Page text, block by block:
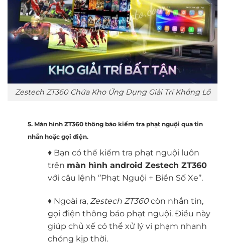
Zestech ZT360 Chứa Kho Ứng Dụng Giải Trí Khổng Lồ
5. Màn hình ZT360 thông báo kiểm tra phạt nguội qua tin
nhắn hoặc gọi điện.
♦ Bạn có thể kiểm tra phạt nguội luôn
trên màn hình android Zestech ZT360
với câu lệnh ‘’Phạt Nguội + Biển Số Xe’’.
♦ Ngoài ra, Zestech ZT360còn nhắn tin,
gọi điện thông báo phạt nguội. Điều này
giúp chủ xế có thể xử lý vi phạm nhanh
chóng kịp thời.